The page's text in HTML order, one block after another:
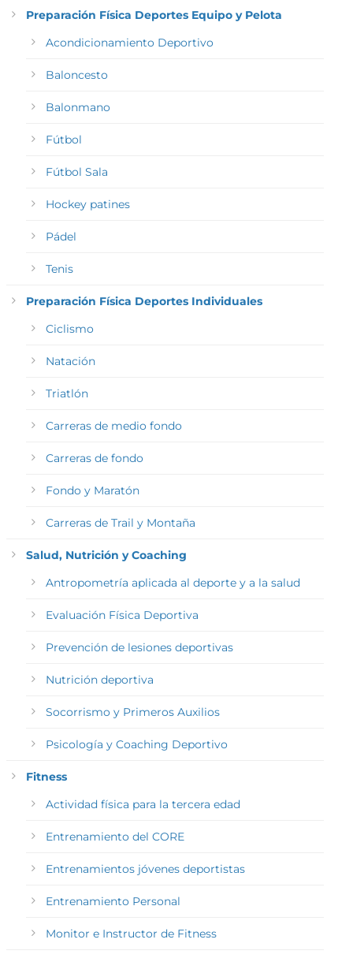
Preparación Física Deportes Equipo y Pelota
Acondicionamiento Deportivo
Baloncesto
Balonmano
Fútbol
Fútbol Sala
Hockey patines
Pádel
Tenis
Preparación Física Deportes Individuales
Ciclismo
Natación
Triatlón
Carreras de medio fondo
Carreras de fondo
Fondo y Maratón
Carreras de Trail y Montaña
Salud, Nutrición y Coaching
Antropometría aplicada al deporte y a la salud
Evaluación Física Deportiva
Prevención de lesiones deportivas
Nutrición deportiva
Socorrismo y Primeros Auxilios
Psicología y Coaching Deportivo
Fitness
Actividad física para la tercera edad
Entrenamiento del CORE
Entrenamientos jóvenes deportistas
Entrenamiento Personal
Monitor e Instructor de Fitness